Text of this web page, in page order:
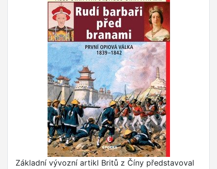
Základní vývozní artikl Britů z Číny představoval